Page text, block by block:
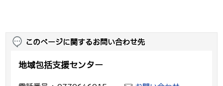
このページに関するお問い合わせ先
地域包括支援センター